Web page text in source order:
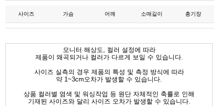
사이즈 가슴 어깨 소매길이 총기장
모니터 해상도, 컬러 설정에 따라
제품이 왜곡되거나 컬러가 다르게 보일 수 있습니다.
사이즈 실측의 경우 제품의 특성 및 측정 방식에 따라
약 1~3cm오차가 발생할 수 있습니다.
상품 컬러별 염색 및 워싱작업 등 원단 자체적인 축률로 인해
기재된 사이즈와 달리 사이즈 오차가 발생할 수 있습니다.